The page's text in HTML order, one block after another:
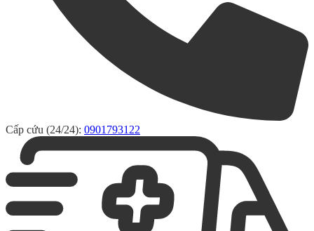
Cấp cứu (24/24): 0901793122